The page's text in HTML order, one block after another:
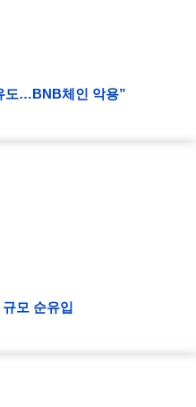
도…BNB체인 악용”
모 순유입